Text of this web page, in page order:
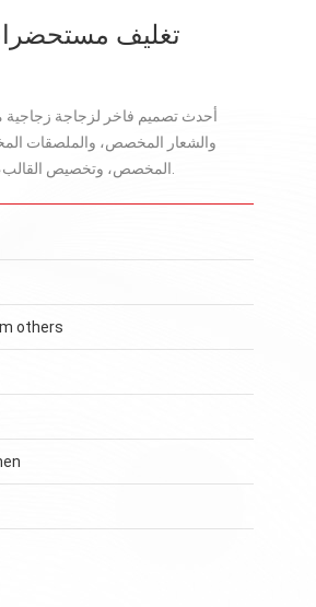
أحدث تصميم فاخر لزجاجة
والشعار المخصص، والملصقات
المخصص، وتخصيص القالب، وما إلى ذلك. نحن نقدم خدمة الشباك الواحد.
others